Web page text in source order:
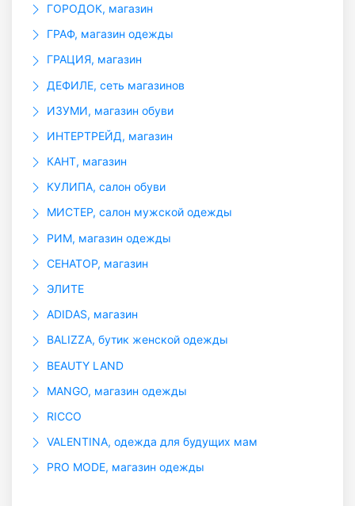
ГОРОДОК, магазин
ГРАФ, магазин одежды
ГРАЦИЯ, магазин
ДЕФИЛЕ, сеть магазинов
ИЗУМИ, магазин обуви
ИНТЕРТРЕЙД, магазин
КАНТ, магазин
КУЛИПА, салон обуви
МИСТЕР, салон мужской одежды
РИМ, магазин одежды
СЕНАТОР, магазин
ЭЛИТЕ
ADIDAS, магазин
BALIZZA, бутик женской одежды
BEAUTY LAND
MANGO, магазин одежды
RICCO
VALENTINA, одежда для будущих мам
PRO MODE, магазин одежды